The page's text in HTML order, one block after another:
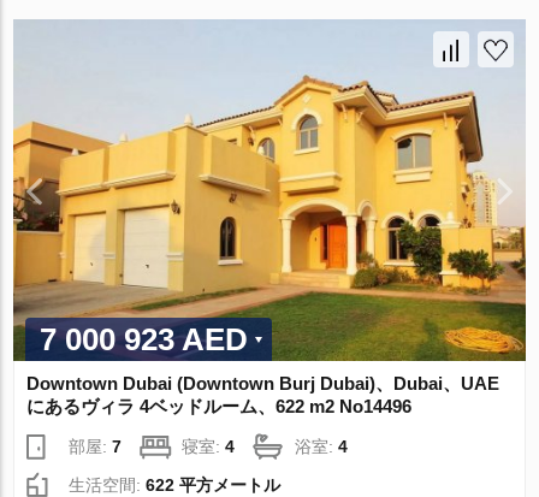
7 000 923 AED
Downtown Dubai (Downtown Burj Dubai)、Dubai、UAE
にあるヴィラ 4ベッドルーム、622 m2 No14496
部屋:7 寝室:4 浴室:4
生活空間:622 平方メートル